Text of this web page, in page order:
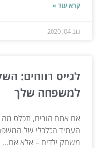
קרא עוד »
נוב 04, 2020
לגייס רווחים:
למשפחה שלך
אם אתם הורים, תכלס
העתיד הכלכלי של
משחק ילדים – אלא אם...